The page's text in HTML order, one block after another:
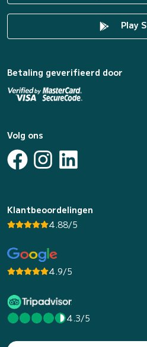
Play
Betaling geverifieerd door
Volg ons
Klantbeoordelingen
4.88/5
4.9/5
4.3/5